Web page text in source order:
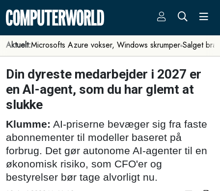
Aktuelt:Microsofts Azure vokser, Windows skrumper Salget
Din dyreste medarbejder i 2027 er
en AI-agent, som du har glemt at
slukke
Klumme: AI-priserne bevæger sig fra faste
abonnementer til modeller baseret på
forbrug. Det gør autonome AI-agenter til en
økonomisk risiko, som CFO'er og
bestyrelser bør tage alvorligt nu.